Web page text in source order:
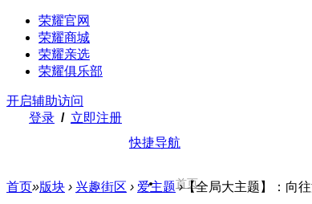
荣耀官网
荣耀商城
荣耀亲选
荣耀俱乐部
开启辅助访问
登录 / 立即注册
快捷导航
首页
首页»版块 › 兴趣街区 › 爱主题 ›【全局大主题】：向